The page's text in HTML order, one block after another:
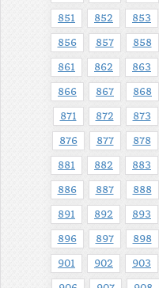
851 852 853
856 857 858
861 862 863
866 867 868
871 872 873
876 877 878
881 882 883
886 887 888
891 892 893
896 897 898
901 902 903